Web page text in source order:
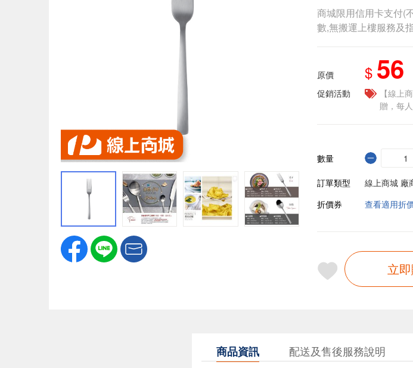
商城限用信用卡支付(
數,無搬運上樓服務及
原價 $ 56
促銷活動
【線上
贈，每
數量
訂單類型
線上商城 廠
折價券
查看適用折
立
商品資訊 配送及售後服務說明